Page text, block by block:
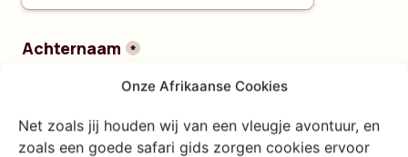
Onze Afrikaanse Cookies
Net zoals jij houden wij van een vleugje avontuur, en
zoals een goede safari gids zorgen cookies ervoor